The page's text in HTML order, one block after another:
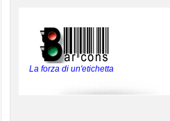
La forza di un'etichetta